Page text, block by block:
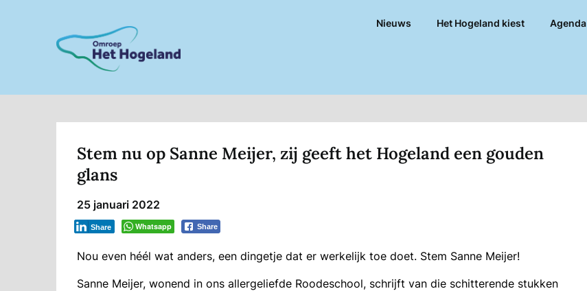
Nieuws Het Hogeland kiest Agenda
Stem nu op Sanne Meijer, zij geeft het Hogeland een gouden
glans
25 januari 2022
Whatsapp Share
Share
Nou even héél wat anders, een dingetje dat er werkelijk toe doet. Stem Sanne Meijer!
Sanne Meijer, wonend in ons allergeliefde Roodeschool, schrijft van die schitterende stukken